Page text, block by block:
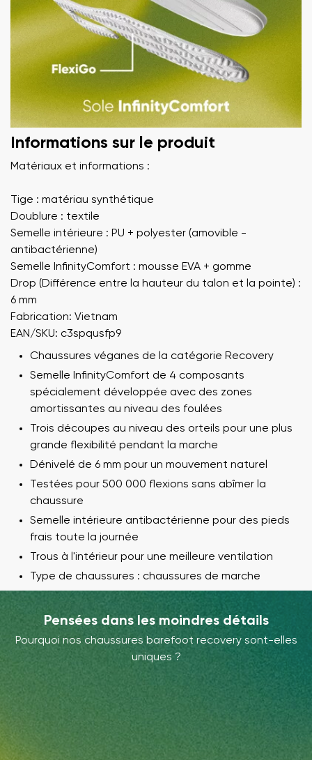
Informations sur le produit
Matériaux et informations :
Tige : matériau synthétique
Doublure : textile
Semelle intérieure : PU + polyester (amovible -
antibactérienne)
Semelle InfinityComfort : mousse EVA + gomme
Drop (Différence entre la hauteur du talon et la pointe) :
6 mm
Fabrication: Vietnam
EAN/SKU: c3spqusfp9
Chaussures véganes de la catégorie Recovery
Semelle InfinityComfort de 4 composants
spécialement développée avec des zones
amortissantes au niveau des foulées
Trois découpes au niveau des orteils pour une plus
grande flexibilité pendant la marche
Dénivelé de 6 mm pour un mouvement naturel
Testées pour 500 000 flexions sans abîmer la
chaussure
Semelle intérieure antibactérienne pour des pieds
frais toute la journée
Trous à l'intérieur pour une meilleure ventilation
Type de chaussures : chaussures de marche
Pensées dans les moindres détails
Pourquoi nos chaussures barefoot recovery sont-elles
uniques ?